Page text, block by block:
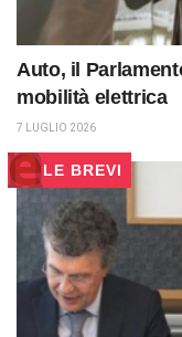
Auto, il
mobilità elettrica
7 LUGLIO 2026
LE BREVI